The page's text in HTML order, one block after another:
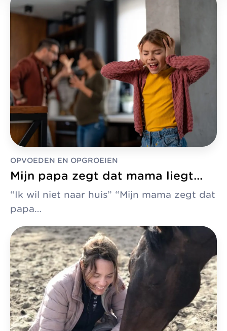
OPVOEDEN EN OPGROEIEN
Mijn papa zegt dat mama liegt…
“Ik wil niet naar huis” “Mijn mama zegt dat
papa…